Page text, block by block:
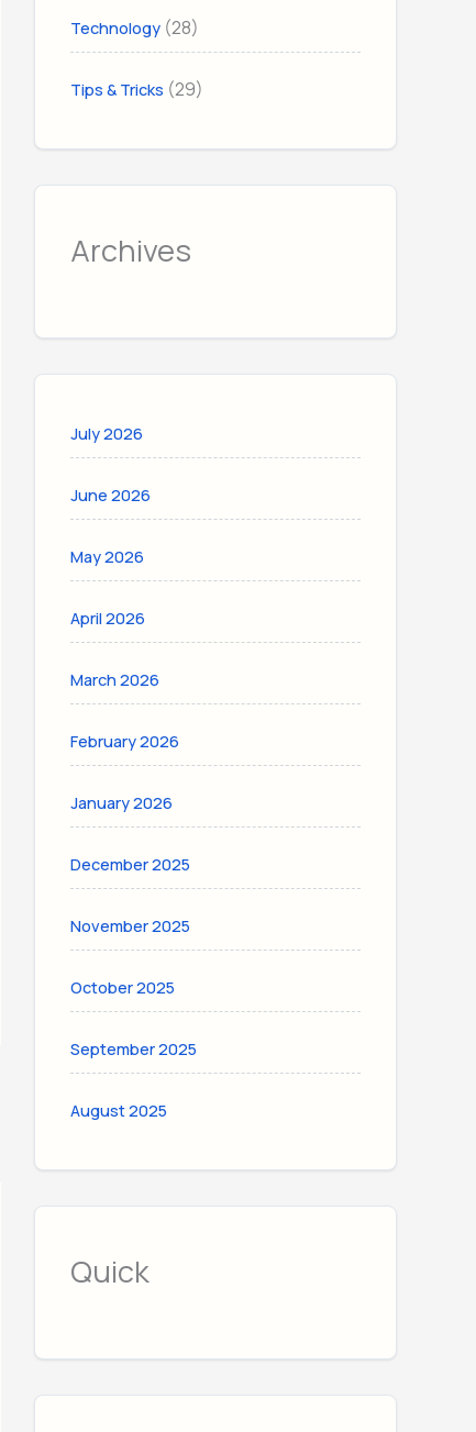
Technology (28)
Tips & Tricks (29)
Archives
July 2026
June 2026
May 2026
April 2026
March 2026
February 2026
January 2026
December 2025
November 2025
October 2025
September 2025
August 2025
Quick